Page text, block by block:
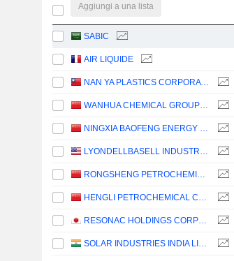
Aggiungi a una lista
SABIC
AIR LIQUIDE
NAN YA PLASTICS CORPORATION
WANHUA CHEMICAL GROUP CO., LTD.
NINGXIA BAOFENG ENERGY GROUP CO., LTD.
LYONDELLBASELL INDUSTRIES N.V.
RONGSHENG PETROCHEMICAL CO., LTD.
HENGLI PETROCHEMICAL CO.,LTD.
RESONAC HOLDINGS CORPORATION
SOLAR INDUSTRIES INDIA LIMITED